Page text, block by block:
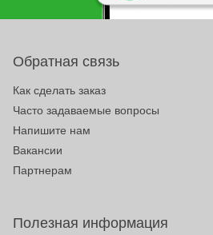
Обратная связь
Как сделать заказ
Часто задаваемые вопросы
Напишите нам
Вакансии
Партнерам
Полезная информация